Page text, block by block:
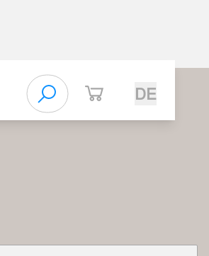
DE